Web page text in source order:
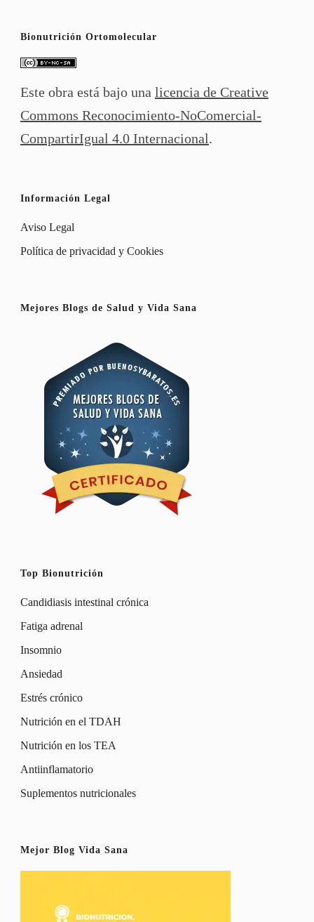
Bionutrición Ortomolecular
Este obra está bajo una licencia de Creative
Commons Reconocimiento-NoComercial-
CompartirIgual 4.0 Internacional.
Información Legal
Aviso Legal
Política de privacidad y Cookies
Mejores Blogs de Salud y Vida Sana
Top Bionutrición
Candidiasis intestinal crónica
Fatiga adrenal
Insomnio
Ansiedad
Estrés crónico
Nutrición en el TDAH
Nutrición en los TEA
Antiinflamatorio
Suplementos nutricionales
Mejor Blog Vida Sana